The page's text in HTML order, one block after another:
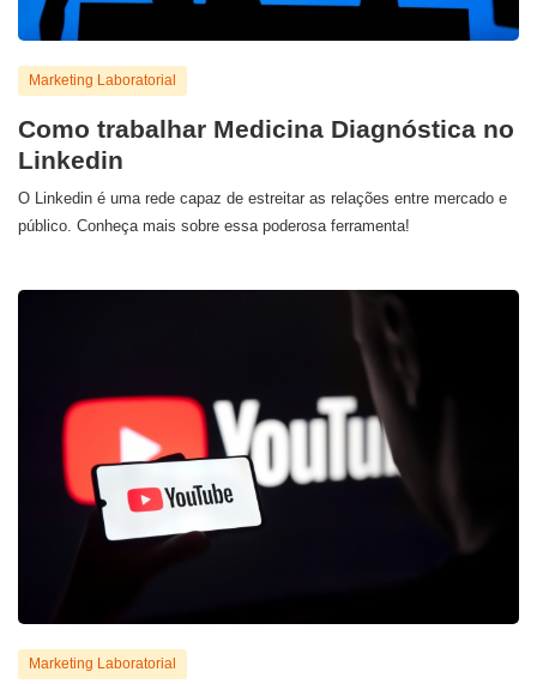
Marketing Laboratorial
Como trabalhar Medicina Diagnóstica no
Linkedin
O Linkedin é uma rede capaz de estreitar as relações entre mercado e
público. Conheça mais sobre essa poderosa ferramenta!
Marketing Laboratorial